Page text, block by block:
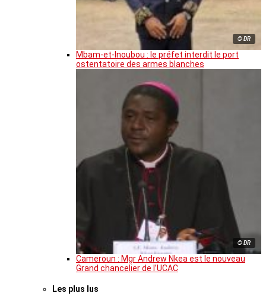
© DR
Mbam-et-Inoubou : le préfet interdit le port
ostentatoire des armes blanches
© DR
Cameroun : Mgr Andrew Nkea est le nouveau
Grand chancelier de l’UCAC
Les plus lus